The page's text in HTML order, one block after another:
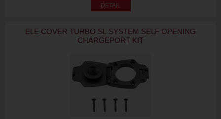
ELE COVER TURBO SL SYSTEM SELF OPENING
CHARGEPORT KIT